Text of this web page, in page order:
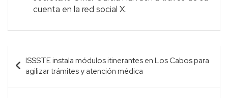
cuenta en la red social X.
Navegación
de
entradas
ISSSTE instala módulos itinerantes en Los Cabos para
agilizar trámites y atención médica